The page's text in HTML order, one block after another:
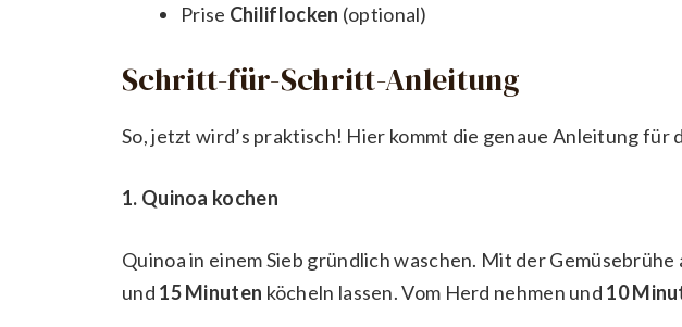
Prise Chiliflocken (optional)
Schritt-für-Schritt-Anleitung
So, jetzt wird’s praktisch! Hier kommt die genaue Anleitung für
1. Quinoa kochen
Quinoa in einem Sieb gründlich waschen. Mit der
und 15 Minuten köcheln lassen. Vom Herd nehmen und 10